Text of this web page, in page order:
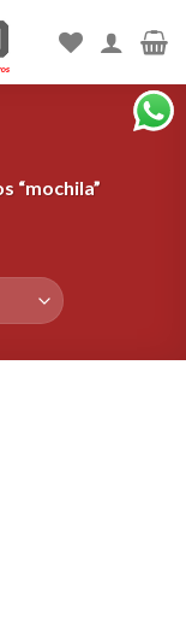
“mochila”